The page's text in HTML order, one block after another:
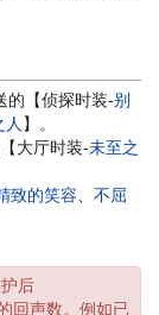
的【侦探时装-别
人 】。
大厅时装-未至之
致的笑容
不屈
后
回声数。例如已